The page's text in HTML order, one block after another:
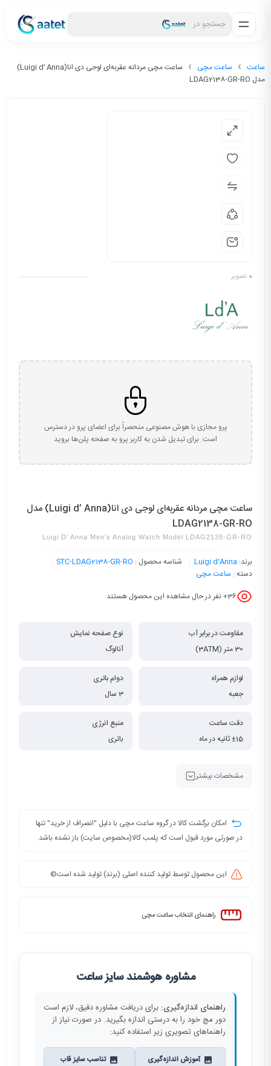
جستجو در
ساعت ساعت مچی
ساعت مچی مردانه عقربه‌ای لوجی دی انا(Luigi d’ Anna)
مدل LDAG2138-GR-RO
0 تصویر
پرو مجازی با هوش مصنوعی منحصراً برای اعضای پرو در دسترس
است. برای تبدیل شدن به کاربر پرو به صفحه پلن‌ها بروید
ساعت مچی مردانه عقربه‌ای لوجی دی انا(Luigi d’ Anna) مدل
LDAG2138-GR-RO
Luigi D' Anna Men's Analog Watch Model LDAG2138-GR-RO
برند: Luigi d'Anna شناسه محصول : STC-LDAG2138-GR-RO
دسته : ساعت مچی
36+ نفر در حال مشاهده این محصول هستند
مقاومت در برابر آب
30 متر (3ATM)
نوع صفحه نمایش
آنالوگ
لوازم همراه
جعبه
دوام باتری
3 سال
دقت ساعت
±15 ثانیه در ماه
منبع انرژی
باتری
مشخصات بیشتر
امکان برگشت کالا در گروه ساعت مچی با دلیل "انصراف از خرید" تنها
در صورتی مورد قبول است که پلمب کالا(مخصوص سایت) باز نشده باشد.
این محصول توسط تولید کننده اصلی (برند) تولید شده است©️
راهنمای انتخاب ساعت مچی
مشاوره هوشمند سایز ساعت
راهنمای اندازه‌گیری: برای دریافت مشاوره دقیق، لازم است
دور مچ خود را به درستی اندازه بگیرید. در صورت نیاز از
راهنماهای تصویری زیر استفاده کنید:
آموزش اندازه‌گیری تناسب سایز قاب